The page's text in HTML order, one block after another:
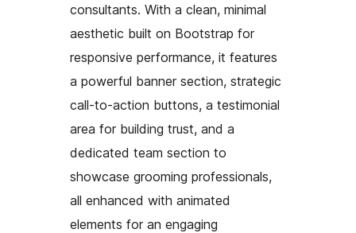
consultants. With a clean, minimal
aesthetic built on Bootstrap for
responsive performance, it features
a powerful banner section, strategic
call-to-action buttons, a testimonial
area for building trust, and a
dedicated team section to
showcase grooming professionals,
all enhanced with animated
elements for an engaging